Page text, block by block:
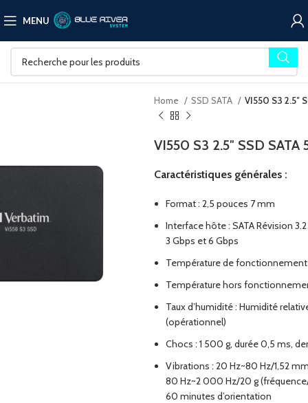
MENU
Home SSD SATA VI550 S3 2.5″
VI550 S3 2.5″ SSD SATA
Caractéristiques générales :
Format : 2,5 pouces 7 mm
Interface hôte : SATA Révision
3 Gbps et 6 Gbps
Température de fonctionnement
Température hors
Taux d’humidité : Humidité
(opérationnel)
Chocs : 1 500 g, durée 0,5 ms,
Vibrations : 20 Hz~80 Hz/1,52
80 Hz~2 000 Hz/20 g
60 minutes d’orientation